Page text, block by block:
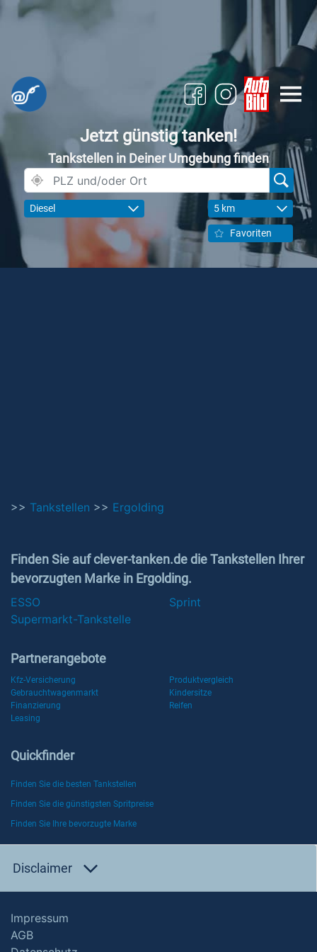
Jetzt günstig tanken!
Tankstellen in Deiner Umgebung finden
Diesel 5 km
Favoriten
>> Tankstellen >> Ergolding
Finden Sie auf clever-tanken.de die Tankstellen Ihrer
bevorzugten Marke in Ergolding.
ESSO
Sprint
Supermarkt-Tankstelle
Partnerangebote
Kfz-Versicherung
Produktvergleich
Gebrauchtwagenmarkt
Kindersitze
Finanzierung
Reifen
Leasing
Quickfinder
Finden Sie die besten Tankstellen
Finden Sie die günstigsten Spritpreise
Finden Sie Ihre bevorzugte Marke
Disclaimer
Impressum
AGB